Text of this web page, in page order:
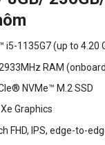
i5-1135G7 (up to 4.20
RAM
NVMe™ M.2 SSD
Graphics
FHD, IPS, edge-to-